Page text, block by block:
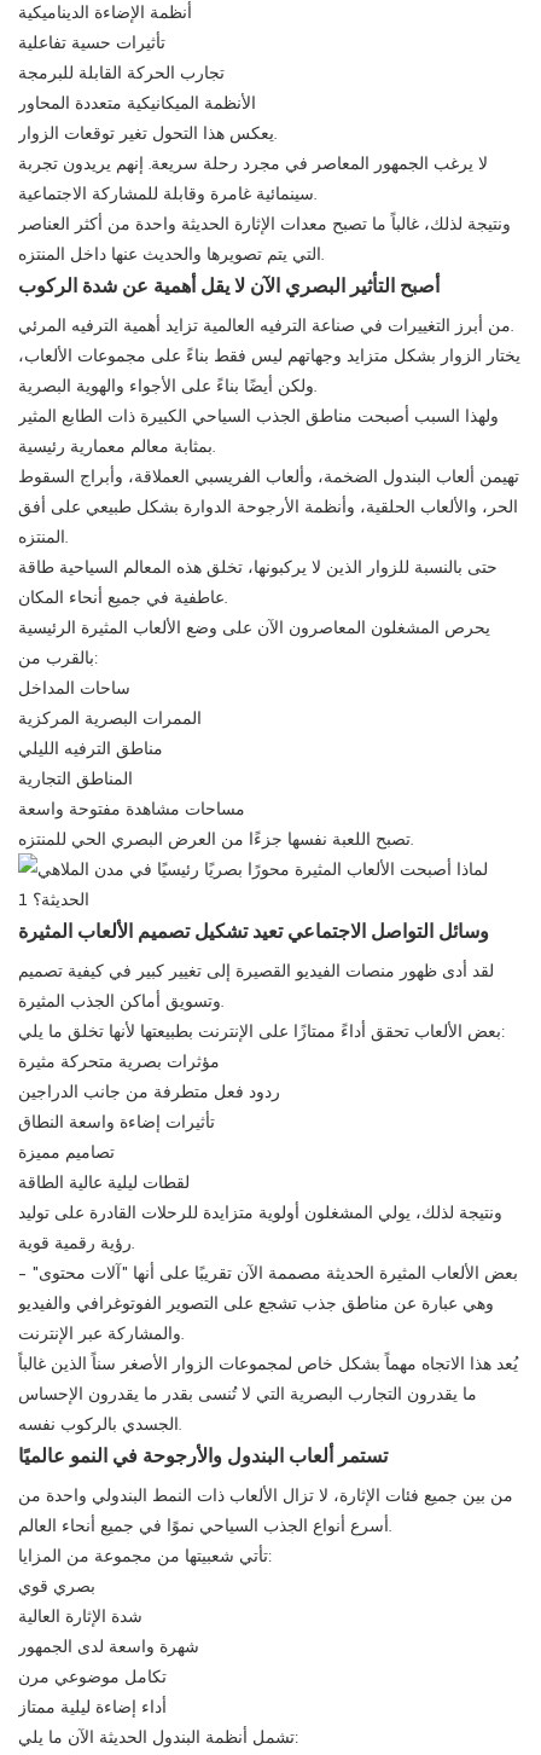
أنظمة الإضاءة الديناميكية
تأثيرات حسية تفاعلية
تجارب الحركة القابلة للبرمجة
الأنظمة الميكانيكية متعددة المحاور
لا يرغب الجمهور المعاصر في مجرد رحلة سريعة. إنهم يريدون تجربة
ونتيجة لذلك، غالباً ما تصبح معدات الإثارة الحديثة واحدة من أكثر العناصر
أصبح التأثير البصري الآن لا يقل أهمية عن شدة الركوب
يختار الزوار بشكل متزايد وجهاتهم ليس فقط بناءً على مجموعات الألعاب،
ولهذا السبب أصبحت مناطق الجذب السياحي الكبيرة ذات الطابع المثير
تهيمن ألعاب البندول الضخمة، وألعاب الفريسبي العملاقة، وأبراج السقوط
الحر، والألعاب الحلقية، وأنظمة الأرجوحة الدوارة بشكل طبيعي على أفق
حتى بالنسبة للزوار الذين لا يركبونها، تخلق هذه المعالم السياحية طاقة
يحرص المشغلون المعاصرون الآن على وضع الألعاب المثيرة الرئيسية
بالقرب من:
ساحات المداخل
الممرات البصرية المركزية
مناطق الترفيه الليلي
المناطق التجارية
مساحات مشاهدة مفتوحة واسعة
وسائل التواصل الاجتماعي تعيد تشكيل تصميم الألعاب المثيرة
لقد أدى ظهور منصات الفيديو القصيرة إلى تغيير كبير في كيفية تصميم
بعض الألعاب تحقق أداءً ممتازًا على الإنترنت بطبيعتها لأنها تخلق ما يلي:
مؤثرات بصرية متحركة مثيرة
ردود فعل متطرفة من جانب الدراجين
تأثيرات إضاءة واسعة النطاق
تصاميم مميزة
لقطات ليلية عالية الطاقة
ونتيجة لذلك، يولي المشغلون أولوية متزايدة للرحلات القادرة على توليد
بعض الألعاب المثيرة الحديثة مصممة الآن تقريبًا على أنها "آلات محتوى" -
وهي عبارة عن مناطق جذب تشجع على التصوير الفوتوغرافي والفيديو
يُعد هذا الاتجاه مهماً بشكل خاص لمجموعات الزوار الأصغر سناً الذين غالباً
ما يقدرون التجارب البصرية التي لا تُنسى بقدر ما يقدرون الإحساس
تستمر ألعاب البندول والأرجوحة في النمو عالميًا
من بين جميع فئات الإثارة، لا تزال الألعاب ذات النمط البندولي واحدة من
تأتي شعبيتها من مجموعة من المزايا:
بصري قوي
شدة الإثارة العالية
شهرة واسعة لدى الجمهور
تكامل موضوعي مرن
أداء إضاءة ليلية ممتاز
تشمل أنظمة البندول الحديثة الآن ما يلي: